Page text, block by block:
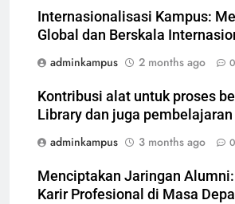
Internasionalisasi Kampus:
Global dan Berskala
adminkampus
2 months ago 0
Kontribusi alat untuk proses
Library dan juga
adminkampus
3 months ago 0
Menciptakan Jaringan
Karir Profesional di Masa